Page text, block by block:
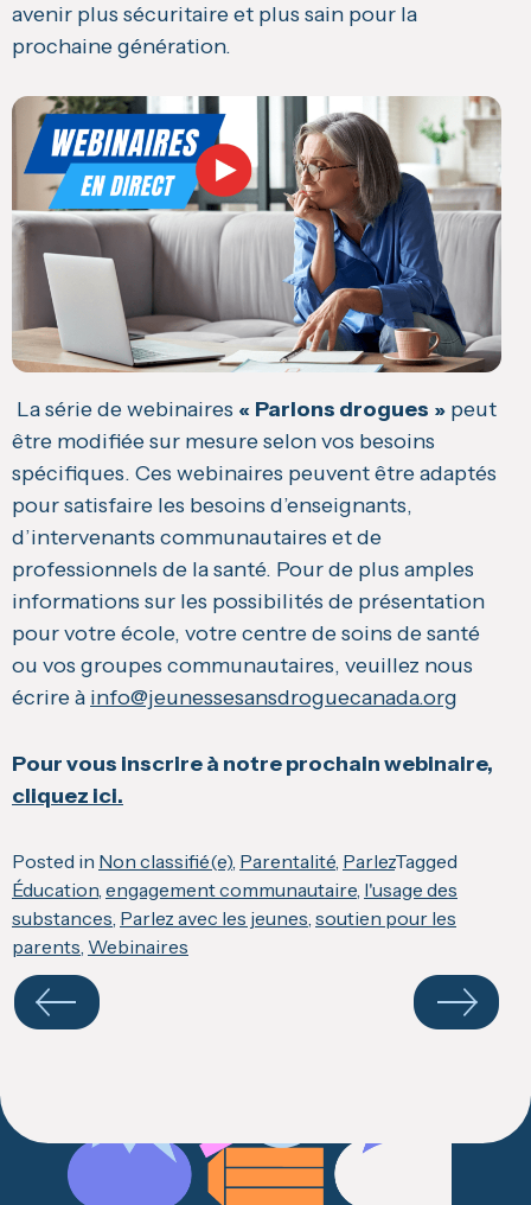
avenir plus sécuritaire et plus sain pour la
prochaine génération.
La série de webinaires « Parlons drogues » peut
être modifiée sur mesure selon vos besoins
spécifiques. Ces webinaires peuvent être adaptés
pour satisfaire les besoins d’enseignants,
d’intervenants communautaires et de
professionnels de la santé. Pour de plus amples
informations sur les possibilités de présentation
pour votre école, votre centre de soins de santé
ou vos groupes communautaires, veuillez nous
écrire à info@jeunessesansdroguecanada.org
Pour vous inscrire à notre prochain webinaire,
cliquez ici.
Posted in Non classifié(e) Parentalité ParlezTagged
Éducation engagement communautaire l'usage des
substances Parlez avec les jeunes soutien pour les
parents Webinaires
Navigate
your